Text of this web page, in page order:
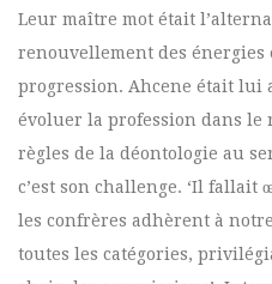
Leur maître mot était
renouvellement des
progression. Ahcene était lui
évoluer la profession dans le
règles de la déontologie au
c’est son challenge. ‘Il fallait
les confrères adhèrent à
toutes les catégories,